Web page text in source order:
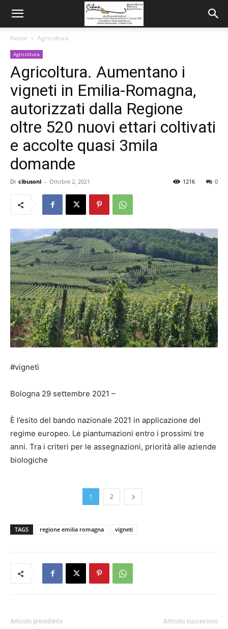
Home Agricoltura
Agricoltura
Agricoltura. Aumentano i
vigneti in Emilia-Romagna,
autorizzati dalla Regione
oltre 520 nuovi ettari coltivati
e accolte quasi 3mila
domande
Di cibusonl - Ottobre 2, 2021 0
1216
#vigneti
Bologna 29 settembre 2021 –
È l’esito del bando nazionale 2021 in applicazione del
regime europeo. Le piantumazioni entro i prossimi tre
anni. Tra i criteri per le assegnazioni, priorità alle aziende
biologiche
1 2
TAGS regione emilia romagna vigneti
Articolo precedente Articolo successivo